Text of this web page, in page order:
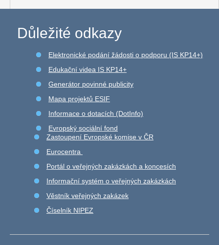
Důležité odkazy
Elektronické podání žádosti o podporu (IS KP14+)
Edukační videa IS KP14+
Generátor povinné publicity
Mapa projektů ESIF
Informace o dotacích (DotInfo)
Evropský sociální fond
Zastoupení Evropské komise v ČR
Eurocentra
Portál o veřejných zakázkách a koncesích
Informační systém o veřejných zakázkách
Věstník veřejných zakázek
Číselník NIPEZ